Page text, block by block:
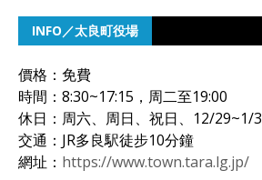
INFO／太良町役場
價格：免費
時間：8:30~17:15，周二至19:00
休日：周六、周日、祝日、12/29~1/3
交通：JR多良駅徒步10分鐘
網址： https://www.town.tara.lg.jp/